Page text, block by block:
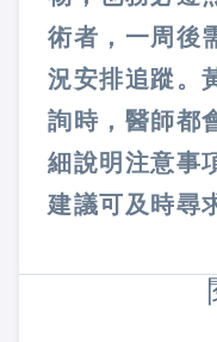
術者，一周後
況安排追蹤。
詢時，醫師都
細說明注意事
建議可及時尋